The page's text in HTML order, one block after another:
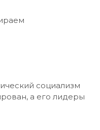
социализм
а его лидеры